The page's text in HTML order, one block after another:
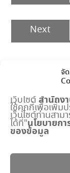
จั
เว็บไซต์สำนักง
ใช้คุกกี้เพื่อเพิ่ม
เว็บไซต์ท่านสาม
ได้ที่"นโยบายกา
ของข้อมูล
Next
เมนูด่วน
กำหนดการประชุ
พระราชบัญญัติ